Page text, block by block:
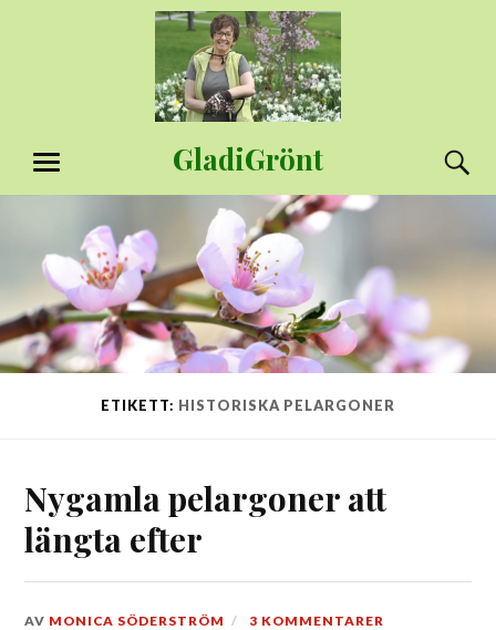
GladiGrönt
MENY
ETIKETT: HISTORISKA PELARGONER
Nygamla pelargoner att
längta efter
DEN
AV MONICA SÖDERSTRÖM 3 KOMMENTARER